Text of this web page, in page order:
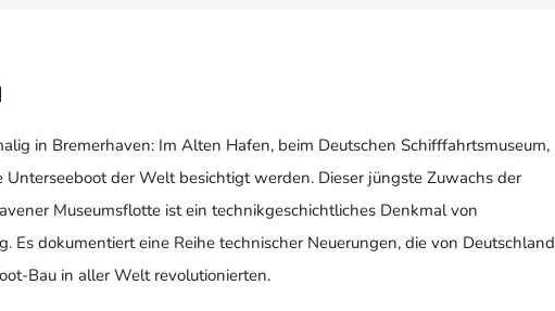
in Bremerhaven: Im Alten Hafen, beim Deutschen Schifffahrtsmuseum,
Unterseeboot der Welt besichtigt werden. Dieser jüngste Zuwachs der
Museumsflotte ist ein technikgeschichtliches Denkmal von
Es dokumentiert eine Reihe technischer Neuerungen, die von Deutschland
Bau in aller Welt revolutionierten.